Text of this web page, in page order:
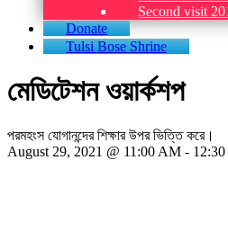
Second visit
Donate
Tulsi Bose Shrine
মেডিটেশন ওয়ার্কশপ
পরমহংস যোগানন্দের শিক্ষার উপর ভিত্তি করে।
August 29, 2021 @ 11:00 AM -